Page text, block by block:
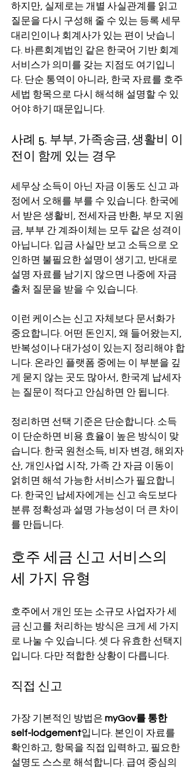
하지만, 실제로는 개별 사실관계를 읽고
질문을 다시 구성해 줄 수 있는 등록 세무
대리인이나 회계사가 있는 편이 낫습니
다. 바른회계법인 같은 한국어 기반 회계
서비스가 의미를 갖는 지점도 여기입니
다. 단순 통역이 아니라, 한국 자료를 호주
세법 항목으로 다시 해석해 설명할 수 있
어야 하기 때문입니다.
사례 5. 부부, 가족송금, 생활비 이
전이 함께 있는 경우
세무상 소득이 아닌 자금 이동도 신고 과
정에서 오해를 부를 수 있습니다. 한국에
서 받은 생활비, 전세자금 반환, 부모 지원
금, 부부 간 계좌이체는 모두 같은 성격이
아닙니다. 입금 사실만 보고 소득으로 오
인하면 불필요한 설명이 생기고, 반대로
설명 자료를 남기지 않으면 나중에 자금
출처 질문을 받을 수 있습니다.
이런 케이스는 신고 자체보다 문서화가
중요합니다. 어떤 돈인지, 왜 들어왔는지,
반복성이나 대가성이 있는지 정리해야 합
니다. 온라인 플랫폼 중에는 이 부분을 깊
게 묻지 않는 곳도 많아서, 한국계 납세자
는 질문이 적다고 안심하면 안 됩니다.
정리하면 선택 기준은 단순합니다. 소득
이 단순하면 비용 효율이 높은 방식이 맞
습니다. 한국 원천소득, 비자 변경, 해외자
산, 개인사업 시작, 가족 간 자금 이동이
얽히면 해석 가능한 서비스가 필요합니
다. 한국인 납세자에게는 신고 속도보다
분류 정확성과 설명 가능성이 더 큰 차이
를 만듭니다.
호주 세금 신고 서비스의
세 가지 유형
호주에서 개인 또는 소규모 사업자가 세
금 신고를 처리하는 방식은 크게 세 가지
로 나눌 수 있습니다. 셋 다 유효한 선택지
입니다. 다만 적합한 상황이 다릅니다.
직접 신고
가장 기본적인 방법은 myGov를 통한
self-lodgement입니다. 본인이 자료를
확인하고, 항목을 직접 입력하고, 필요한
설명도 스스로 해석합니다. 급여 중심의